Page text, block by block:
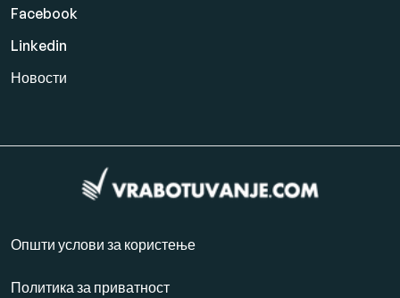
Facebook
Linkedin
Новости
Општи услови за користење
Политика за приватност